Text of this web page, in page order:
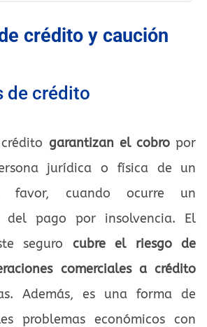
crédito y caución
de crédito
garantizan el cobro por
jurídica o física de un
cuando ocurre un
del pago por insolvencia. El
seguro cubre el riesgo de
comerciales a crédito
Además, es una forma de
problemas económicos con